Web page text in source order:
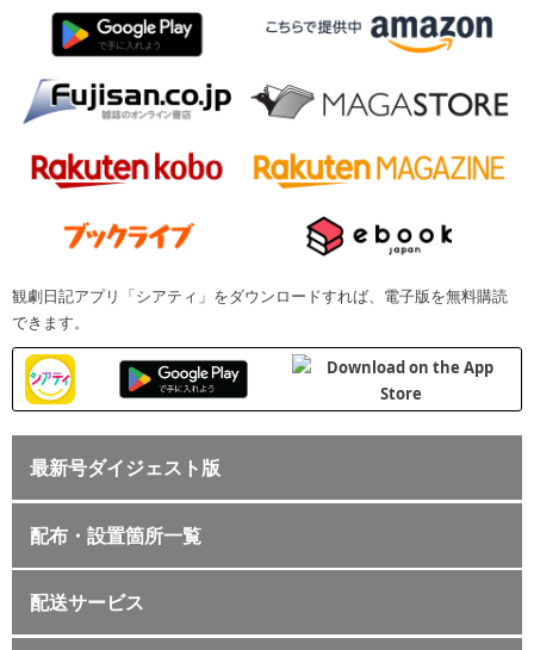
観劇日記アプリ「シアティ」をダウンロードすれば、電子版を無料購読
できます。
最新号ダイジェスト版
配布・設置箇所一覧
配送サービス